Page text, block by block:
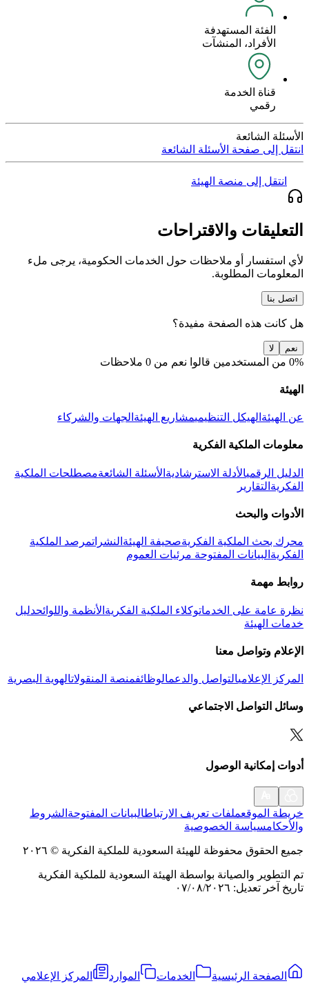
الفئة المستهدفة
الأفراد، المنشآت
قناة الخدمة
رقمي
الأسئلة الشائعة
انتقل إلى صفحة الأسئلة الشائعة
انتقل إلى منصة الهيئة
التعليقات والاقتراحات
لأي استفسار أو ملاحظات حول الخدمات الحكومية، يرجى ملء
المعلومات المطلوبة.
اتصل بنا
هل كانت هذه الصفحة مفيدة؟
نعم لا
0% من المستخدمين قالوا نعم من 0 ملاحظات
الهيئة
عن الهيئة الهيكل التنظيميمشاريع الهيئة الجهات والشركاء
معلومات الملكية الفكرية
الدليل الرقميالأدلة الاسترشادية الأسئلة الشائعةمصطلحات الملكية
الفكرية التقارير
الأدوات والبحث
محرك بحث الملكية الفكريةصحيفة الهيئة النشراتمرصد الملكية
الفكرية البيانات المفتوحة مرئيات العموم
روابط مهمة
نظرة عامة على الخدماتوكلاء الملكية الفكرية الأنظمة واللوائحدليل
خدمات الهيئة
الإعلام وتواصل معنا
المركز الإعلاميالتواصل والدعمالوظائفمنصة المنقولاتالهوية البصرية
وسائل التواصل الاجتماعي
أدوات إمكانية الوصول
خريطة الموقعملفات تعريف الارتباطالبيانات المفتوحة الشروط
والأحكامسياسة الخصوصية
جميع الحقوق محفوظة للهيئة السعودية للملكية الفكرية © ٢٠٢٦
تم التطوير والصيانة بواسطة الهيئة السعودية للملكية الفكرية
تاريخ آخر تعديل: ٠٧/٠٨/٢٠٢٦
الصفحة الرئيسية الخدمات الموارد المركز الإعلامي